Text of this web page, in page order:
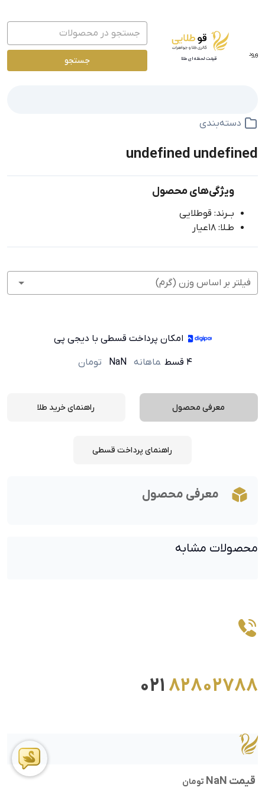
ورود
قیمت لحظه ای طلا جستجو
دسته‌بندی
undefined undefined
ویژگی‌های محصول
بــرند: قوطلایی
طـلا: 18عیار
فیلتر بر اساس وزن (گرم)
امکان پرداخت قسطی با دیجی پی
۴ قسط
ماهانه NaN تومان
قیمت NaN تومان
معرفی محصول راهنمای خرید طلا
راهنمای پرداخت قسطی
معرفی محصول
محصولات مشابه
82802788
021